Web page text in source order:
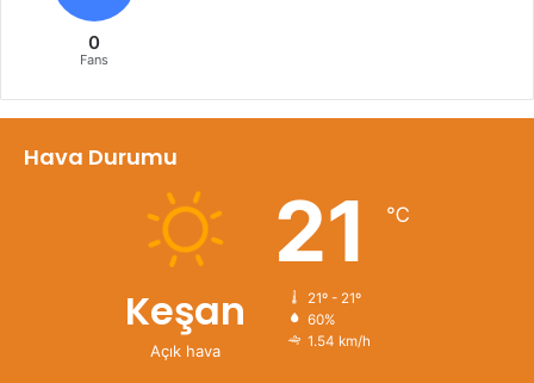
0
Fans
Hava Durumu
Keşan
Açık hava
21 ℃
21º - 21º
60%
1.54 km/h